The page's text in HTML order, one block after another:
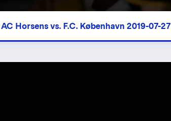
AC Horsens vs. F.C. København 2019-07-27